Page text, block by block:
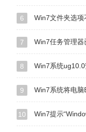
6 Win7文件夹选项
7 Win7任务管理
8 Win7系统ug10.0
9 Win7系统将电脑
10 Win7提示